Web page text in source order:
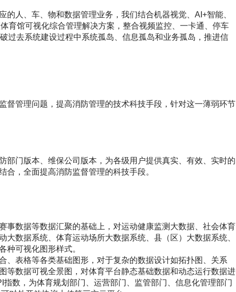
人、车、物和数据管理业务，我们结合机器视觉、AI+智能、
育馆可视化综合管理解决方案，整合视频监控、一卡通、停车
过去系统建设过程中系统孤岛、信息孤岛和业务孤岛，推进信
督管理问题，提高消防管理的技术科技手段，针对这一薄弱环节
部门版本、维保公司版本，为各级用户提供真实、有效、实时的
，全面提高消防监督管理的科技手段。
事数据等数据汇聚的基础上，对运动健康监测大数据、社会体育
数据系统、体育运动场所大数据系统、县（区）大数据系统、
种可视化图形样式。
、表格等各类基础图形，对于复杂的数据设计如拓扑图、关系
等数据可视全景图，对体育平台静态基础数据和动态运行数据进
数，为体育规划部门、运营部门、监管部门、信息化管理部门